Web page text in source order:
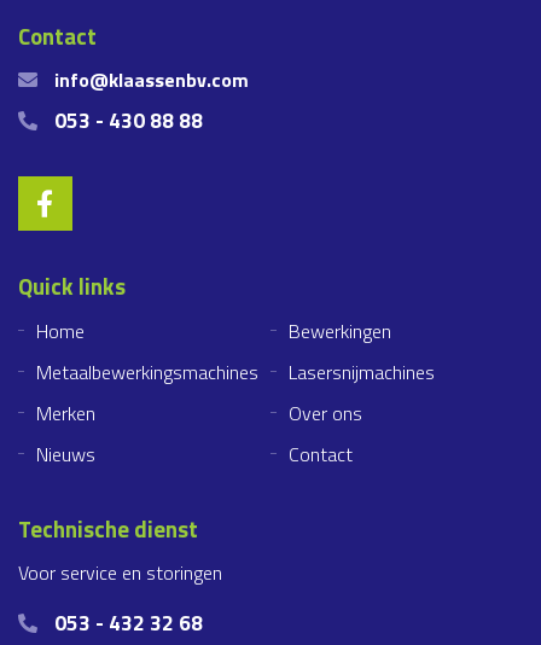
Contact
info@klaassenbv.com
053 - 430 88 88
Quick links
Home
Bewerkingen
Metaalbewerkingsmachines
Lasersnijmachines
Merken
Over ons
Nieuws
Contact
Technische dienst
Voor service en storingen
053 - 432 32 68